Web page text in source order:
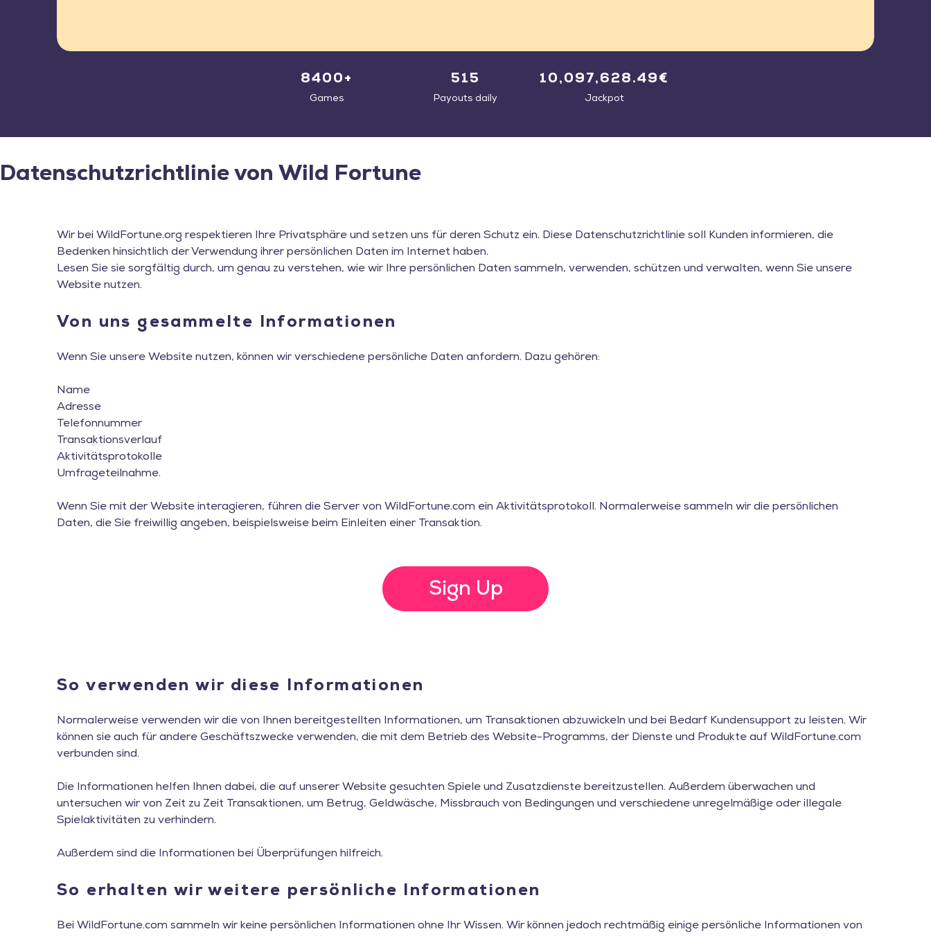
8400+
Games
515
Payouts daily
10,097,628.49€
Jackpot
Datenschutzrichtlinie von Wild Fortune
Wir bei WildFortune.org respektieren Ihre Privatsphäre und setzen uns für deren Schutz ein. Diese Datenschutzrichtlinie soll Kunden informieren, die
Bedenken hinsichtlich der Verwendung ihrer persönlichen Daten im Internet haben.
Lesen Sie sie sorgfältig durch, um genau zu verstehen, wie wir Ihre persönlichen Daten sammeln, verwenden, schützen und verwalten, wenn Sie unsere
Website nutzen.
Von uns gesammelte Informationen
Wenn Sie unsere Website nutzen, können wir verschiedene persönliche Daten anfordern. Dazu gehören:
Name
Adresse
Telefonnummer
Transaktionsverlauf
Aktivitätsprotokolle
Umfrageteilnahme.
Wenn Sie mit der Website interagieren, führen die Server von WildFortune.com ein Aktivitätsprotokoll. Normalerweise sammeln wir die persönlichen
Daten, die Sie freiwillig angeben, beispielsweise beim Einleiten einer Transaktion.
Sign Up
So verwenden wir diese Informationen
Normalerweise verwenden wir die von Ihnen bereitgestellten Informationen, um Transaktionen abzuwickeln und bei Bedarf Kundensupport zu leisten. Wir
können sie auch für andere Geschäftszwecke verwenden, die mit dem Betrieb des Website-Programms, der Dienste und Produkte auf WildFortune.com
verbunden sind.
Die Informationen helfen Ihnen dabei, die auf unserer Website gesuchten Spiele und Zusatzdienste bereitzustellen. Außerdem überwachen und
untersuchen wir von Zeit zu Zeit Transaktionen, um Betrug, Geldwäsche, Missbrauch von Bedingungen und verschiedene unregelmäßige oder illegale
Spielaktivitäten zu verhindern.
Außerdem sind die Informationen bei Überprüfungen hilfreich.
So erhalten wir weitere persönliche Informationen
Bei WildFortune.com sammeln wir keine persönlichen Informationen ohne Ihr Wissen. Wir können jedoch rechtmäßig einige persönliche Informationen von